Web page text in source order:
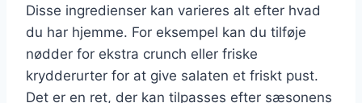
Disse ingredienser kan varieres alt efter hvad
du har hjemme. For eksempel kan du tilføje
nødder for ekstra crunch eller friske
krydderurter for at give salaten et friskt pust.
Det er en ret, der kan tilpasses efter sæsonens